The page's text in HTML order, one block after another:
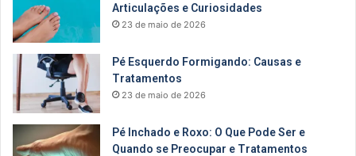
Articulações e Curiosidades
23 de maio de 2026
Pé Esquerdo Formigando: Causas e
Tratamentos
23 de maio de 2026
Pé Inchado e Roxo: O Que Pode Ser e
Quando se Preocupar e Tratamentos